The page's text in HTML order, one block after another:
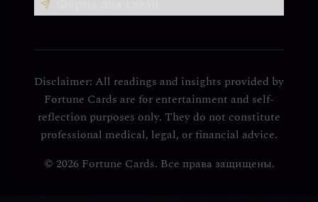
Disclaimer: All readings and insights provided by
Fortune Cards are for entertainment and self-
reflection purposes only. They do not constitute
professional medical, legal, or financial advice.
© 2026 Fortune Cards. Все права защищены.